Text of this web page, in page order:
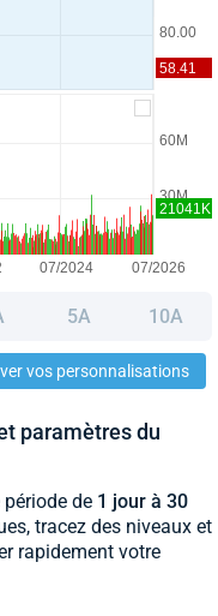
5A 10A
vos personnalisations
paramètres du
de 1 jour à 30
tracez des niveaux et
rapidement votre